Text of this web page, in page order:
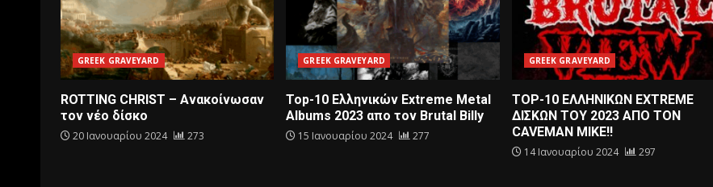
GREEK GRAVEYARD
ROTTING CHRIST – Aνακοίνωσαν
τον νέο δίσκο
20 Ιανουαρίου 2024 273
GREEK GRAVEYARD
Top-10 Eλληνικών Extreme Metal
Αlbums 2023 απο τον Βrutal Billy
15 Ιανουαρίου 2024 277
GREEK GRAVEYARD
TOP-10 ΕΛΛΗΝΙΚΩΝ EXTREME
ΔΙΣΚΩΝ ΤΟΥ 2023 ΑΠΟ ΤΟΝ
CAVEMAN MIKE!!
14 Ιανουαρίου 2024 297